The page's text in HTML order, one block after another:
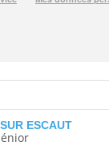
ESCAUT